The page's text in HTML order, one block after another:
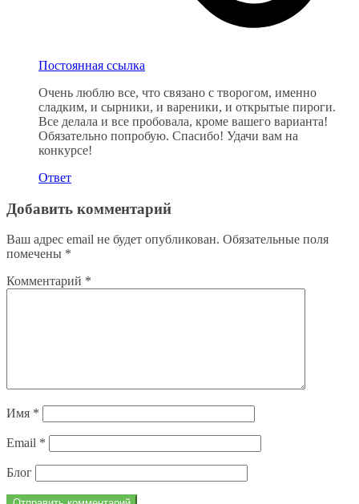
Постоянная ссылка
Очень люблю все, что связано с творогом, именно
сладким, и сырники, и вареники, и открытые пироги.
Все делала и все пробовала, кроме вашего варианта!
Обязательно попробую. Спасибо! Удачи вам на
конкурсе!
Ответ
Добавить комментарий
Ваш адрес email не будет опубликован. Обязательные поля
помечены *
Комментарий *
Имя *
Email *
Блог